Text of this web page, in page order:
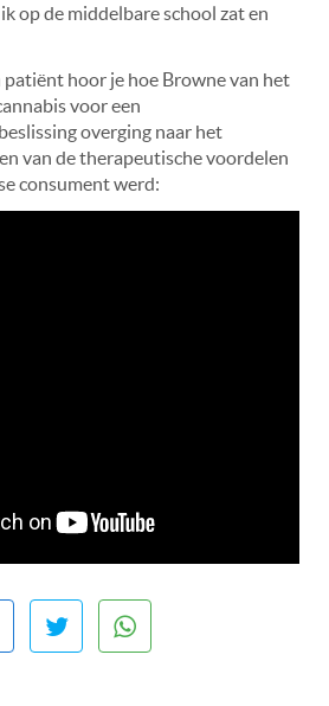
op de middelbare school zat en
patiënt hoor je hoe Browne van het
voor een
overging naar het
van de therapeutische voordelen
consument werd: